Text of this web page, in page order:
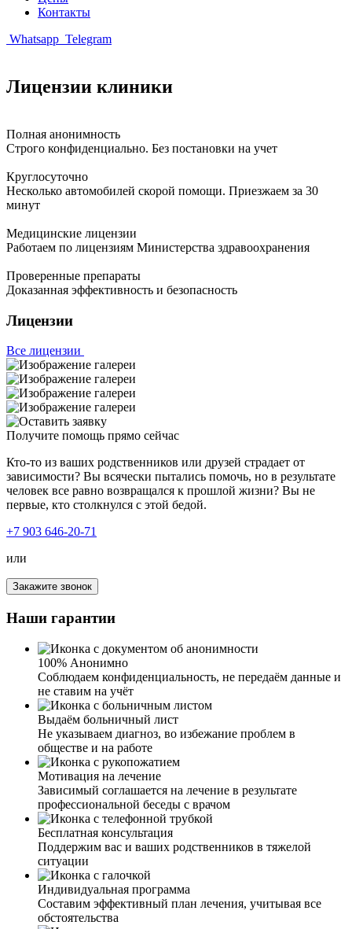
Контакты
Whatsapp Telegram
Лицензии клиники
Полная анонимность
Строго конфиденциально. Без постановки на учет
Круглосуточно
Несколько автомобилей скорой помощи. Приезжаем за 30
минут
Медицинские лицензии
Работаем по лицензиям Министерства здравоохранения
Проверенные препараты
Доказанная эффективность и безопасность
Лицензии
Все лицензии
Получите помощь прямо сейчас
Кто-то из ваших родственников или друзей страдает от
зависимости? Вы всячески пытались помочь, но в результате
человек все равно возвращался к прошлой жизни? Вы не
первые, кто столкнулся с этой бедой.
+7 903 646-20-71
или
Закажите звонок
Наши гарантии
100% Анонимно
Соблюдаем конфиденциальность, не передаём данные и
не ставим на учёт
Выдаём больничный лист
Не указываем диагноз, во избежание проблем в
обществе и на работе
Мотивация на лечение
Зависимый соглашается на лечение в результате
профессиональной беседы с врачом
Бесплатная консультация
Поддержим вас и ваших родственников в тяжелой
ситуации
Индивидуальная программа
Составим эффективный план лечения, учитывая все
обстоятельства